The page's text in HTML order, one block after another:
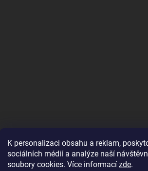
K personalizaci obsahu a reklam,
sociálních médií a analýze naší
soubory cookies. Více informací zde.